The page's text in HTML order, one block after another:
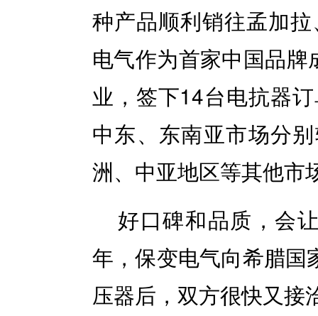
种产品顺利销往孟加
电气作为首家中国品
业，签下14台电抗器
中东、东南亚市场分
洲、中亚地区等其他市
好口碑和品质，会
年，保变电气向希腊国
压器后，双方很快又接